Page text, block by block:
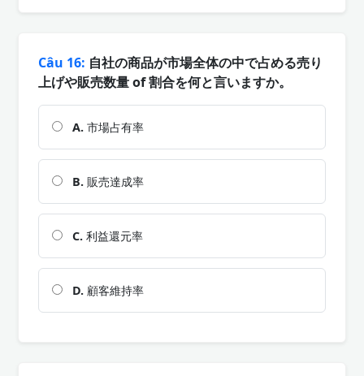
Câu 16: 自社の商品が市場全体の中で占める売り
上げや販売数量 of 割合を何と言いますか。
A. 市場占有率
B. 販売達成率
C. 利益還元率
D. 顧客維持率